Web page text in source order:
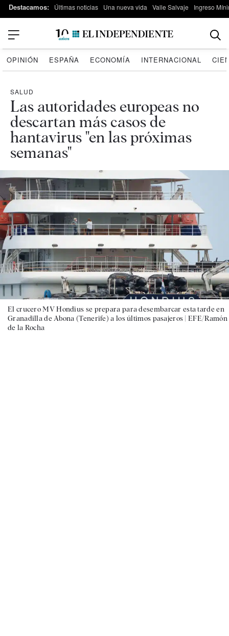
Destacamos: Últimas noticias Una nueva vida Valle Salvaje Ingreso
OPINIÓN ESPAÑA ECONOMÍA INTERNACIONAL
SALUD
Las autoridades europeas no
descartan más casos de
hantavirus "en las próximas
semanas"
El crucero MV Hondius se prepara para desembarcar esta tarde en
Granadilla de Abona (Tenerife) a los últimos pasajeros |EFE/Ramón
de la Rocha